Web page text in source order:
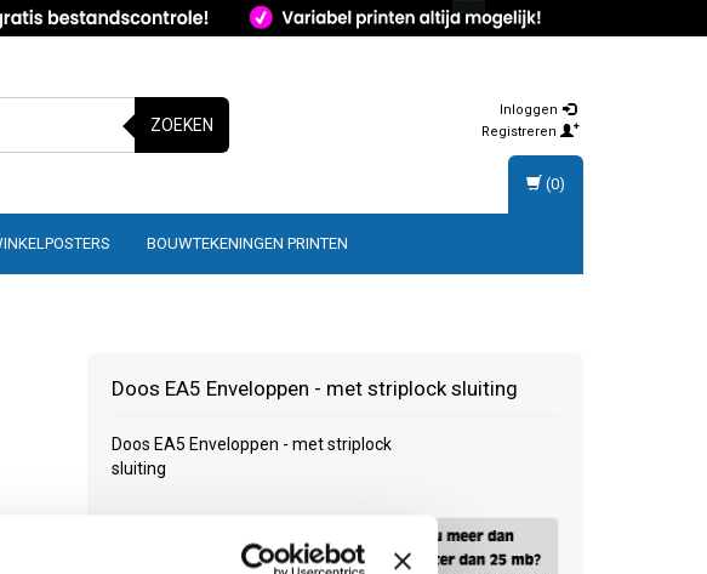
ZOEKEN
Inloggen
Registreren
BOUWTEKENINGEN PRINTEN
(0)
Doos EA5 Enveloppen - met striplock sluiting
Doos EA5 Enveloppen - met striplock
sluiting